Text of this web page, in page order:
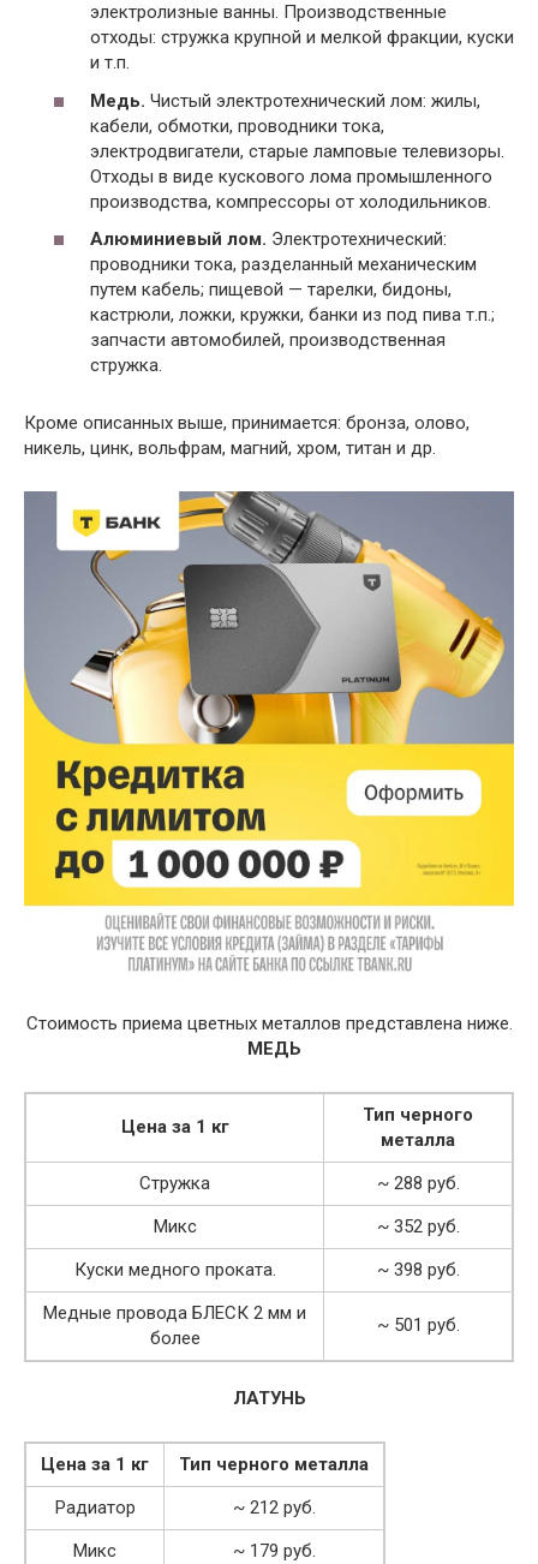
электролизные ванны. Производственные
отходы: стружка крупной и мелкой фракции, куски
и т.п.
Медь. Чистый электротехнический лом: жилы,
кабели, обмотки, проводники тока,
электродвигатели, старые ламповые телевизоры.
Отходы в виде кускового лома промышленного
производства, компрессоры от холодильников.
Алюминиевый лом. Электротехнический:
проводники тока, разделанный механическим
путем кабель; пищевой — тарелки, бидоны,
кастрюли, ложки, кружки, банки из под пива т.п.;
запчасти автомобилей, производственная
стружка.
Кроме описанных выше, принимается: бронза, олово,
никель, цинк, вольфрам, магний, хром, титан и др.
Стоимость приема цветных металлов представлена ниже.
МЕДЬ
Цена за 1 кг
Тип черного
металла
Стружка
~ 288 руб.
Микс
~ 352 руб.
Куски медного проката.
~ 398 руб.
Медные провода БЛЕСК 2 мм и
более
~ 501 руб.
ЛАТУНЬ
Цена за 1 кг
Тип черного металла
Радиатор
~ 212 руб.
Микс
~ 179 руб.